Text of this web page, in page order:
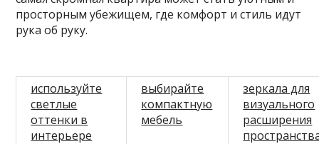
просторным убежищем, где комфорт и стиль идут
рука об руку.
используйте
светлые
оттенки в
интерьере
выбирайте
компактную
мебель
зеркала для
визуального
расширения